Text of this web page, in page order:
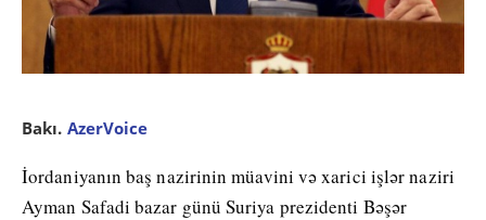
Bakı. AzerVoice
İordaniyanın baş nazirinin müavini və xarici işlər naziri
Ayman Safadi bazar günü Suriya prezidenti Bəşər